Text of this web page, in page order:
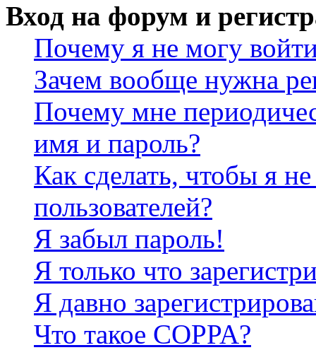
Вход на форум и
Почему я не могу
Зачем вообще нужна
Почему мне
имя и пароль?
Как сделать, чтобы я
пользователей?
Я забыл пароль!
Я только что
Я давно
Что такое COPPA?